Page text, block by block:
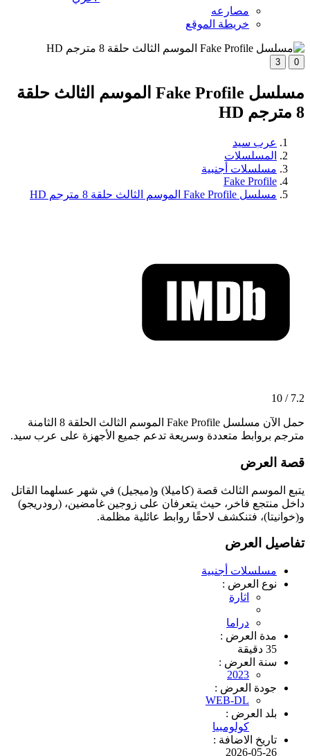
مصارعه
خريطة الموقع
0
3
مسلسل Fake Profile الموسم الثالث حلقة
8 مترجم HD
عرب سيد
المسلسلات
مسلسلات أجنبية
Fake Profile
مسلسل Fake Profile الموسم الثالث حلقة 8 مترجم HD
7.2 / 10
حمل الآن مسلسل Fake Profile الموسم الثالث الحلقة 8 الثامنة
مترجم بروابط متعددة وسريعة تدعم جميع الأجهزة على عرب سيد.
قصة العرض
يتبع الموسم الثالث قصة (كاميلا) و(ميجيل) في شهر عسلهما القاتل
داخل منتجع فاخر، حيث يتعرفان على زوجين غامضين، (رودريجو)
و(خوانيتا)، فتنكشف لاحقًا روابط عائلية مظلمة.
تفاصيل العرض
مسلسلات أجنبية
نوع العرض :
اثارة
دراما
مدة العرض :
35 دقيقة
سنة العرض :
2023
جودة العرض :
WEB-DL
بلد العرض :
كولومبيا
تاريخ الاضافة :
2026-05-26